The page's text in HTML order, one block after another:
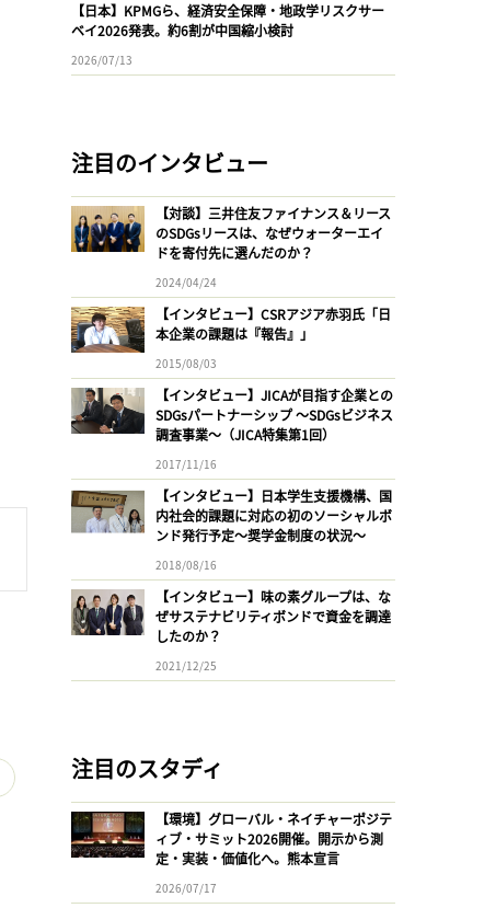
【日本】KPMGら、経済安全保障・地政学リスクサー
ベイ2026発表。約6割が中国縮小検討
2026/07/13
注目のインタビュー
【対談】三井住友ファイナンス＆リース
のSDGsリースは、なぜウォーターエイ
ドを寄付先に選んだのか？
2024/04/24
【インタビュー】CSRアジア赤羽氏「日
本企業の課題は『報告』」
2015/08/03
【インタビュー】JICAが目指す企業との
SDGsパートナーシップ 〜SDGsビジネス
調査事業〜（JICA特集第1回）
2017/11/16
【インタビュー】日本学生支援機構、国
内社会的課題に対応の初のソーシャルボ
ンド発行予定〜奨学金制度の状況〜
2018/08/16
【インタビュー】味の素グループは、な
ぜサステナビリティボンドで資金を調達
したのか？
2021/12/25
注目のスタディ
【環境】グローバル・ネイチャーポジテ
ィブ・サミット2026開催。開示から測
定・実装・価値化へ。熊本宣言
2026/07/17